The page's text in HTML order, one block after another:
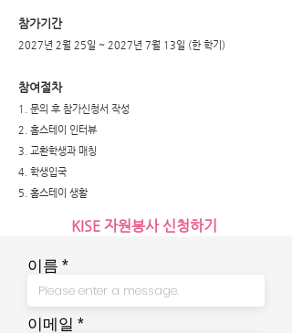
참가기간
2027년 2월 25일 ~ 2027년 7월 13일 (한 학기)
참여절차
1. 문의 후 참가신청서 작성
2. 홈스테이 인터뷰
3. 교환학생과 매칭
4. 학생입국
5. 홈스테이 생활
KISE 자원봉사 신청하기
이름
이메일